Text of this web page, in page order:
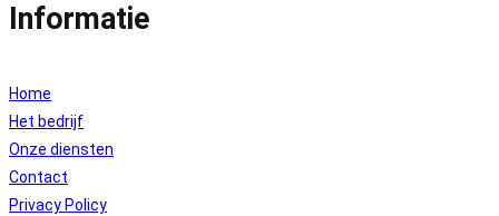
Informatie
Home
Het bedrijf
Onze diensten
Contact
Privacy Policy